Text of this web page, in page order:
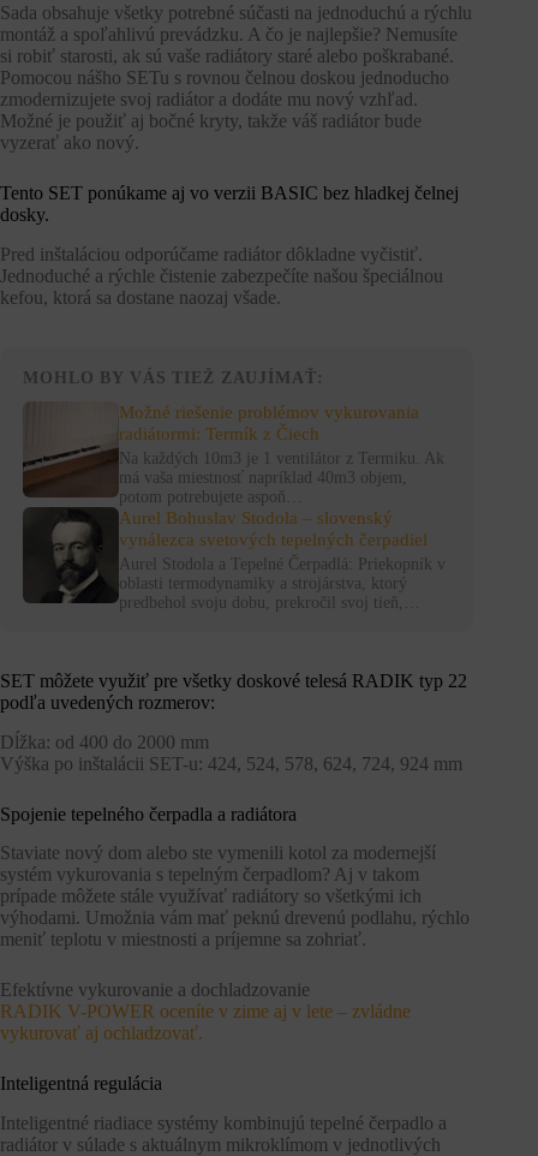
Sada obsahuje všetky potrebné súčasti na jednoduchú a rýchlu
montáž a spoľahlivú prevádzku. A čo je najlepšie? Nemusíte
si robiť starosti, ak sú vaše radiátory staré alebo poškrabané.
Pomocou nášho SETu s rovnou čelnou doskou jednoducho
zmodernizujete svoj radiátor a dodáte mu nový vzhľad.
Možné je použiť aj bočné kryty, takže váš radiátor bude
vyzerať ako nový.
Tento SET ponúkame aj vo verzii BASIC bez hladkej čelnej
dosky.
Pred inštaláciou odporúčame radiátor dôkladne vyčistiť.
Jednoduché a rýchle čistenie zabezpečíte našou špeciálnou
kefou, ktorá sa dostane naozaj všade.
MOHLO BY VÁS TIEŽ ZAUJÍMAŤ:
Možné riešenie problémov vykurovania
radiátormi: Termík z Čiech
Na každých 10m3 je 1 ventilátor z Termiku. Ak
má vaša miestnosť napríklad 40m3 objem,
potom potrebujete aspoň…
Aurel Bohuslav Stodola – slovenský
vynálezca svetových tepelných čerpadiel
Aurel Stodola a Tepelné Čerpadlá: Priekopník v
oblasti termodynamiky a strojárstva, ktorý
predbehol svoju dobu, prekročil svoj tieň,…
SET môžete využiť pre všetky doskové telesá RADIK typ 22
podľa uvedených rozmerov:
Dĺžka: od 400 do 2000 mm
Výška po inštalácii SET-u: 424, 524, 578, 624, 724, 924 mm
Spojenie tepelného čerpadla a radiátora
Staviate nový dom alebo ste vymenili kotol za modernejší
systém vykurovania s tepelným čerpadlom? Aj v takom
prípade môžete stále využívať radiátory so všetkými ich
výhodami. Umožnia vám mať peknú drevenú podlahu, rýchlo
meniť teplotu v miestnosti a príjemne sa zohriať.
Efektívne vykurovanie a dochladzovanie
RADIK V-POWER oceníte v zime aj v lete – zvládne
vykurovať aj ochladzovať.
Inteligentná regulácia
Inteligentné riadiace systémy kombinujú tepelné čerpadlo a
radiátor v súlade s aktuálnym mikroklímom v jednotlivých